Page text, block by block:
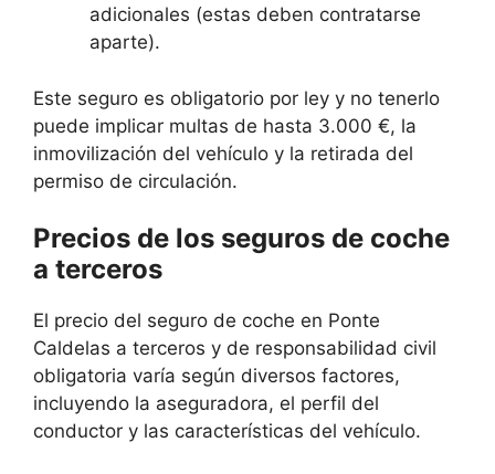
adicionales (estas deben contratarse
aparte).
Este seguro es obligatorio por ley y no tenerlo
puede implicar multas de hasta 3.000 €, la
inmovilización del vehículo y la retirada del
permiso de circulación.
Precios de los seguros de coche
a terceros
El precio del seguro de coche en Ponte
Caldelas a terceros y de responsabilidad civil
obligatoria varía según diversos factores,
incluyendo la aseguradora, el perfil del
conductor y las características del vehículo.